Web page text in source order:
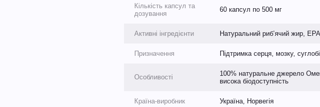
Кількість капсул та
дозування
60 капсул по 500 мг
Активні інгредієнти Натуральний риб’ячий жир,
Призначення Підтримка серця, мозку,
Особливості
100% натуральне джерело
висока біодоступність
Країна-виробник Україна, Норвегія